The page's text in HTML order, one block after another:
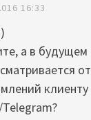
16:33
а в будущем
клиенту